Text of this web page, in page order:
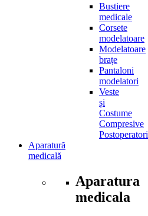
Bustiere
medicale
Corsete
modelatoare
Modelatoare
brațe
Pantaloni
modelatori
Veste
și
Costume
Compresive
Postoperatori
Aparatură
medicală
Aparatura
medicala